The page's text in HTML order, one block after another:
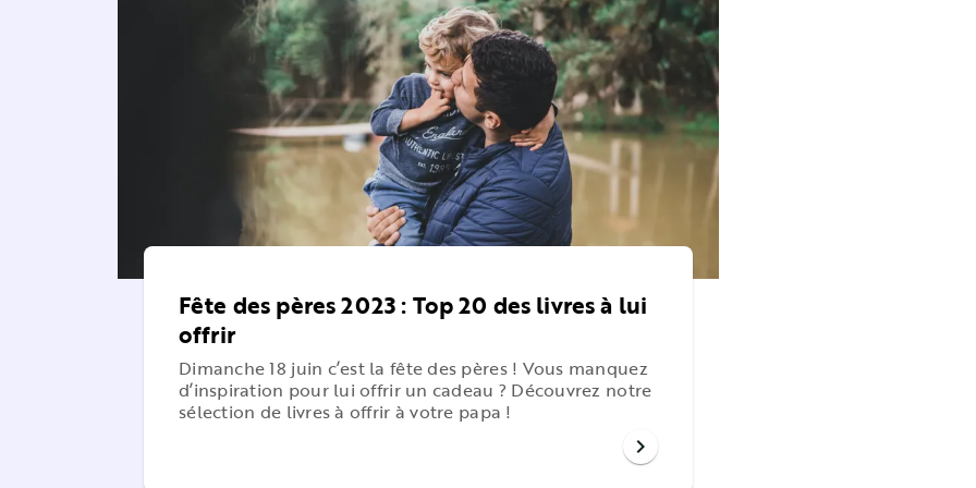
Fête des pères 2023 : Top 20 des livres à lui
offrir
Dimanche 18 juin c’est la fête des pères ! Vous manquez
d’inspiration pour lui offrir un cadeau ? Découvrez notre
sélection de livres à offrir à votre papa !
chevron_right